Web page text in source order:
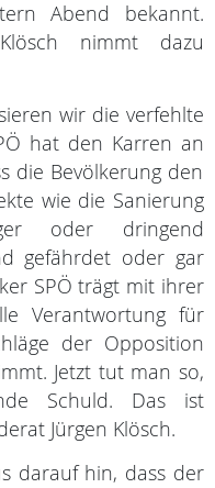
Abend bekannt.
nimmt dazu
wir die verfehlte
hat den Karren an
die Bevölkerung den
wie die Sanierung
oder dringend
gefährdet oder gar
SPÖ trägt mit ihrer
Verantwortung für
der Opposition
Jetzt tut man so,
Schuld. Das ist
Jürgen Klösch.
darauf hin, dass der